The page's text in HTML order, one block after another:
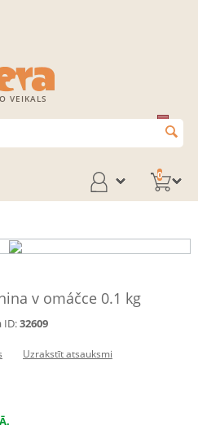
VEIKALS
0
v omáčce 0.1 kg
ID:32609
Uzrakstīt atsauksmi